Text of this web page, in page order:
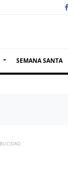
SEMANA SANTA